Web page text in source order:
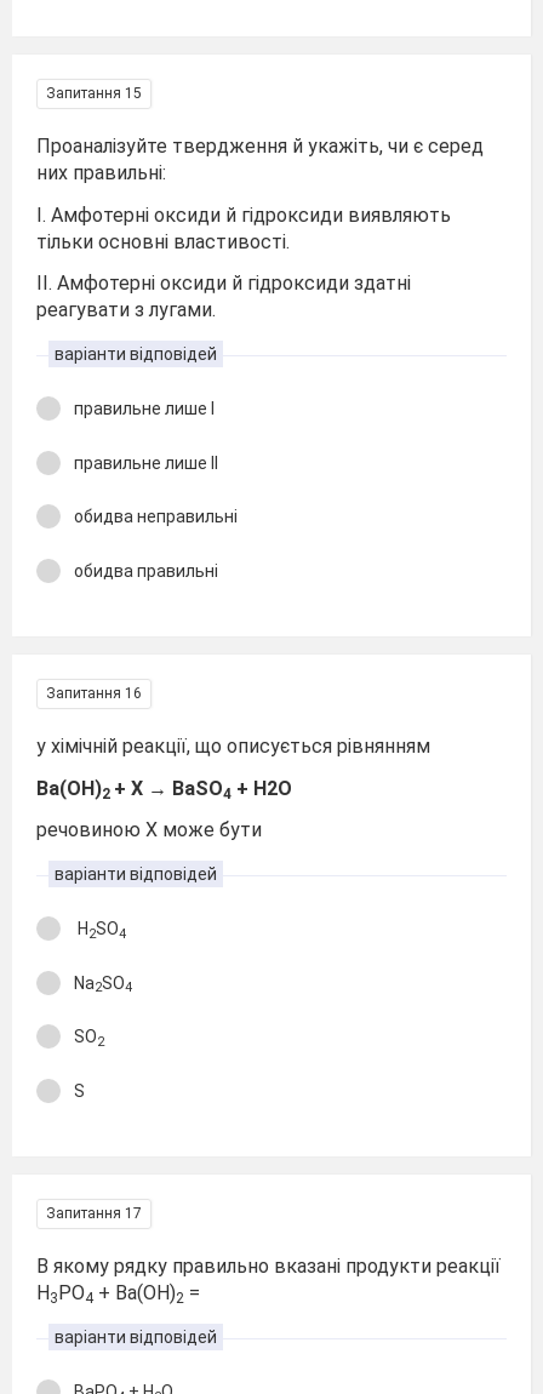
Запитання 15
Проаналізуйте твердження й укажіть, чи є серед
них правильні:
І. Амфотерні оксиди й гідроксиди виявляють
тільки основні властивості.
ІІ. Амфотерні оксиди й гідроксиди здатні
реагувати з лугами.
варіанти відповідей
правильне лише І
правильне лише ІІ
обидва неправильні
обидва правильні
Запитання 16
у хімічній реакції, що описується рівнянням
Ba(OH)2 + X → BaSO4 + H2O
речовиною Х може бути
варіанти відповідей
H 2SO4
Na2SO4
SO2
S
Запитання 17
В якому рядку правильно вказані продукти реакції
H3PO4 + Ba(OH)2 =
варіанти відповідей